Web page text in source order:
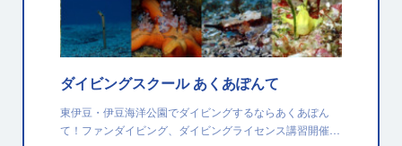
ダイビングスクール あくあぽんて
東伊豆・伊豆海洋公園でダイビングするならあくあぽん
て！ファンダイビング、ダイビングライセンス講習開催…